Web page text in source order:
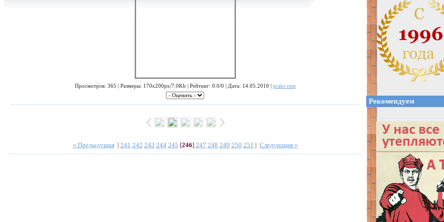
Просмотров: 365 | Размеры: 170x200px/7.0Kb | Рейтинг: 0.0/0 | Дата: 14.05.2010 | prakt-rem
« Предыдущая| 241 242 243 244 245 [246] 247 248 249 250 251 | Следующая »
Рекомендуем